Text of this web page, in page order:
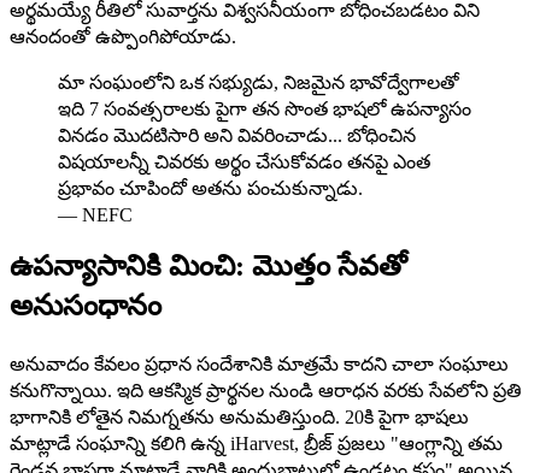
అర్థమయ్యే రీతిలో సువార్తను విశ్వసనీయంగా బోధించబడటం విని
ఆనందంతో ఉప్పొంగిపోయాడు.
మా సంఘంలోని ఒక సభ్యుడు, నిజమైన భావోద్వేగాలతో
ఇది 7 సంవత్సరాలకు పైగా తన సొంత భాషలో ఉపన్యాసం
వినడం మొదటిసారి అని వివరించాడు... బోధించిన
విషయాలన్నీ చివరకు అర్థం చేసుకోవడం తనపై ఎంత
ప్రభావం చూపిందో అతను పంచుకున్నాడు.
— NEFC
ఉపన్యాసానికి మించి: మొత్తం సేవతో
అనుసంధానం
అనువాదం కేవలం ప్రధాన సందేశానికి మాత్రమే కాదని చాలా సంఘాలు
కనుగొన్నాయి. ఇది ఆకస్మిక ప్రార్థనల నుండి ఆరాధన వరకు సేవలోని ప్రతి
భాగానికి లోతైన నిమగ్నతను అనుమతిస్తుంది. 20కి పైగా భాషలు
మాట్లాడే సంఘాన్ని కలిగి ఉన్న iHarvest, బ్రీజ్ ప్రజలు "ఆంగ్లాన్ని తమ